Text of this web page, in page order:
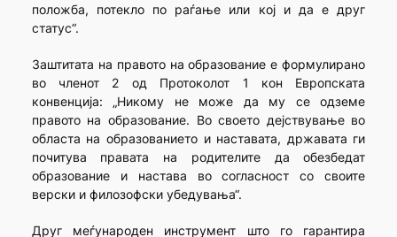
положба, потекло по раѓање или кој и да е друг
статус“.
Заштитата на правото на образование е формулирано
во членот 2 од Протоколот 1 кон Европската
конвенција: „Никому не може да му се одземе
правото на образование. Во своето дејствување во
областа на образованието и наставата, државата ги
почитува правата на родителите да обезбедат
образование и настава во согласност со своите
верски и филозофски убедувања“.
Друг меѓународен инструмент што го гарантира